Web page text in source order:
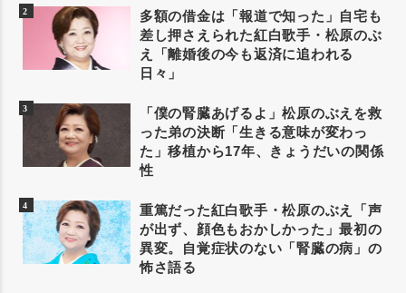
多額の借金は「報道で知った」自宅も
差し押さえられた紅白歌手・松原のぶ
え「離婚後の今も返済に追われる
日々」
「僕の腎臓あげるよ」松原のぶえを救
った弟の決断「生きる意味が変わっ
た」移植から17年、きょうだいの関係
性
重篤だった紅白歌手・松原のぶえ「声
が出ず、顔色もおかしかった」最初の
異変。自覚症状のない「腎臓の病」の
怖さ語る